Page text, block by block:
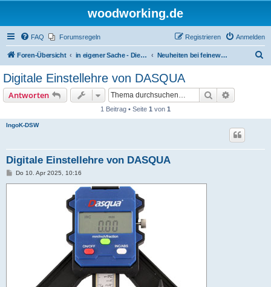
woodworking.de
FAQ Forumsregeln Anmelden
Registrieren
Foren-Übersicht in eigener Sache - Dieter Schmid Werkzeuge GmbH Neuheiten bei feinewerkzeuge.de
Digitale Einstellehre von DASQUA
Antworten Suche
1 Beitrag • Seite 1 von 1
IngoK-DSW
Digitale Einstellehre von DASQUA
BDo 10. Apr 2025, 10:16